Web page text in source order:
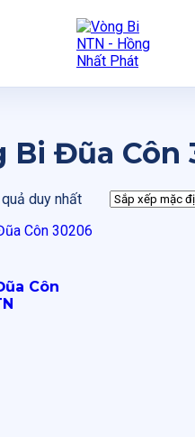
Bi Đũa Côn
duy nhất
Côn